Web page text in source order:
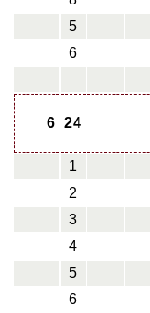
5
6
6 24
1
2
3
4
5
6